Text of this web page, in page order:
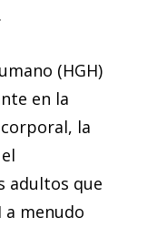
(HGH)
en la
la
adultos que
a menudo